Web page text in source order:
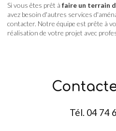
Si vous êtes prêt à faire un terrain
avez besoin d'autres services
contacter. Notre équipe est prête à
réalisation de votre projet avec
Tél. 04 74